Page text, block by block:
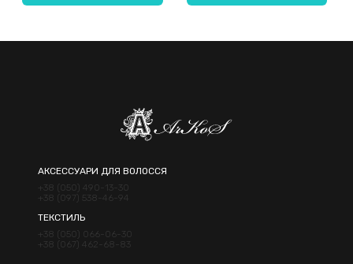
АКСЕССУАРИ ДЛЯ ВОЛОССЯ
+38 (050) 490-13-30
+38 (097) 538-46-94
ТЕКСТИЛЬ
+38 (050) 066-06-30
+38 (067) 462-68-83